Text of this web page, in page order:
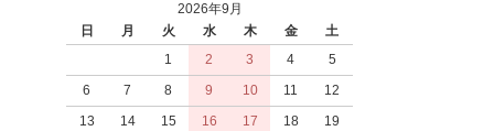
2026年9月
日
月 火 水 木 金
土
1
2 3 4
5
6
7 8 9 10 11
12
13
14 15 16 17 18
19